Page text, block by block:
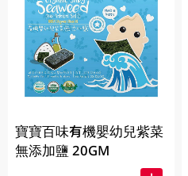
寶寶百味有機嬰幼兒紫菜
無添加鹽 20GM